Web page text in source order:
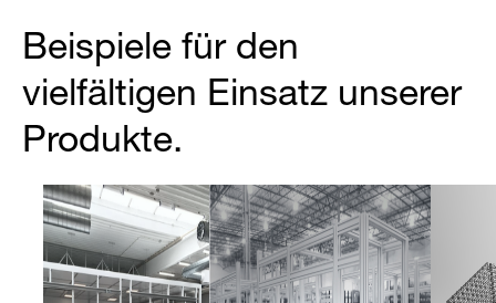
Beispiele für den
vielfältigen Einsatz unserer
Produkte.